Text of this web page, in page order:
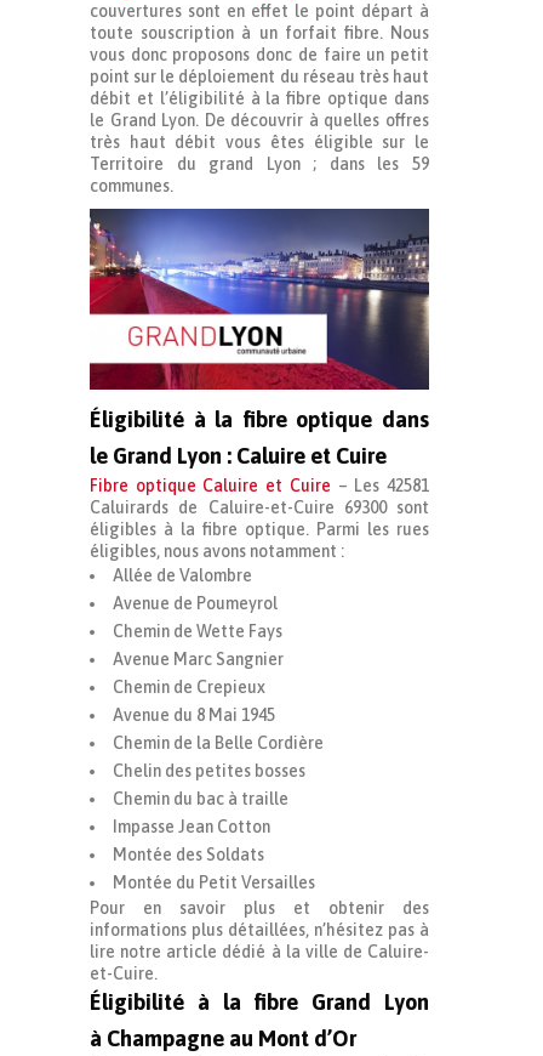
couvertures sont en effet le point départ à
toute souscription à un forfait fibre. Nous
vous donc proposons donc de faire un petit
point sur le déploiement du réseau très haut
débit et l’éligibilité à la fibre optique dans
le Grand Lyon. De découvrir à quelles offres
très haut débit vous êtes éligible sur le
Territoire du grand Lyon ; dans les 59
communes.
Éligibilité à la fibre optique dans
le Grand Lyon : Caluire et Cuire
Fibre optique Caluire et Cuire – Les 42581
Caluirards de Caluire-et-Cuire 69300 sont
éligibles à la fibre optique. Parmi les rues
éligibles, nous avons notamment :
Allée de Valombre
Avenue de Poumeyrol
Chemin de Wette Fays
Avenue Marc Sangnier
Chemin de Crepieux
Avenue du 8 Mai 1945
Chemin de la Belle Cordière
Chelin des petites bosses
Chemin du bac à traille
Impasse Jean Cotton
Montée des Soldats
Montée du Petit Versailles
Pour en savoir plus et obtenir des
informations plus détaillées, n’hésitez pas à
lire notre article dédié à la ville de Caluire-
et-Cuire.
Éligibilité à la fibre Grand Lyon
à Champagne au Mont d’Or